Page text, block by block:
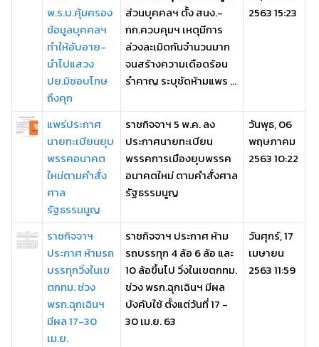
พ.ร.บ.คุ้มครอง
ข้อมูลบุคคลฯ
ทำให้อับอาย-
นำไปแสวง
ปย.มิชอบโทษ
ถึงคุก
ส่วนบุคคลฯ ตั้ง สนง.-
กก.ควบคุมฯ เหตุมีการ
ล่วงละเมิดกันจำนวนมาก
จนสร้างความเดือดร้อน
รำคาญ ระบุชัดห้ามแพร ...
2563 15:23
แพร่ประกาศ
นายทะเบียนยุบ
พรรคอนาคต
ใหม่ตามคำสั่ง
ศาล
รัฐธรรมนูญ
ราชกิจจาฯ 5 พ.ค. ลง
ประกาศนายทะเบียน
พรรคการเมืองยุบพรรค
อนาคตใหม่ ตามคำสั่งศาล
รัฐธรรมนูญ
วันพุธ, 06
พฤษภาคม
2563 10:22
ราชกิจจาฯ
ประกาศ ห้ามรถ
บรรทุกวิ่งในเข
ตกทม. ช่วง
พรก.ฉุกเฉินฯ
มีผล 17-30
เม.ย.
ราชกิจจาฯ ประกาศ ห้าม
รถบรรทุก 4 ล้อ 6 ล้อ และ
10 ล้อขึ้นไป วิ่งในเขตกทม.
ช่วง พรก.ฉุกเฉินฯ มีผล
บังคับใช้ ตั้งแต่วันที่ 17 -
30 เม.ย. 63
วันศุกร์, 17
เมษายน
2563 11:59